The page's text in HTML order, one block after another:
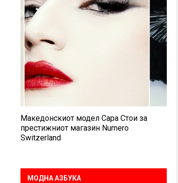
Македонскиот модел Сара Стои за
престижниот магазин Numero
Switzerland
МОДНА АЗБУКА